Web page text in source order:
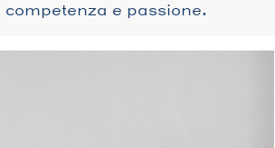
e passione.